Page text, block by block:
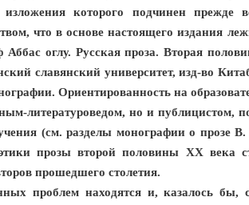
изложения которого подчинен прежде
что в основе настоящего издания
оглу. Русская проза. Вторая
славянский университет, изд-во
Ориентированность на
литературоведом, но и публицистом,
(см. разделы монографии о прозе
прозы второй половины XX века
прошедшего столетия.
проблем находятся и, казалось бы,